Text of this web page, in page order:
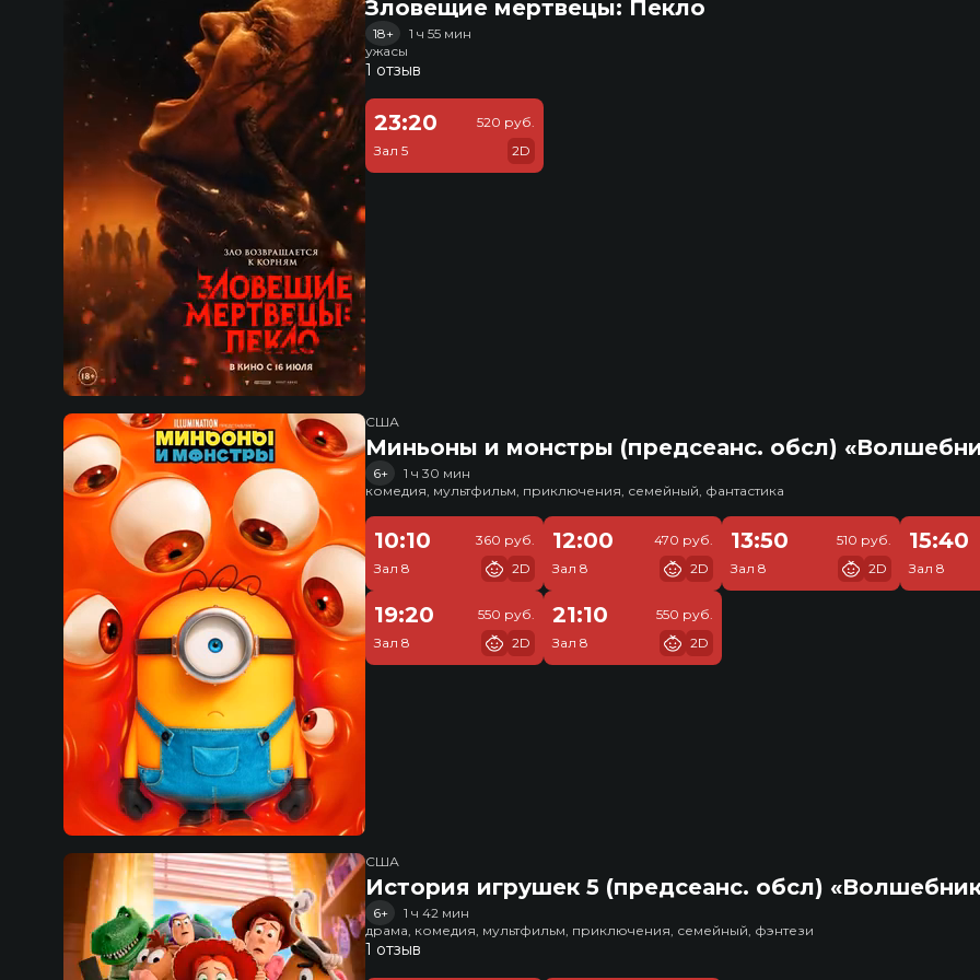
Зловещие мертвецы: Пекло
18+
1 ч 55 мин
ужасы
1 отзыв
23:20
Зал 5
520 руб.
2D
США
Миньоны и монстры (предсеанс. обсл)
6+
1 ч 30 мин
комедия, мультфильм, приключения, семейный, фантастика
10:10
Зал 8
360 руб.
2D
12:00
Зал 8
470 руб.
2D
13:50
Зал 8
510 руб.
2D
15:40
Зал 8
19:20
Зал 8
550 руб.
2D
21:10
Зал 8
550 руб.
2D
США
История игрушек 5 (предсеанс. обсл)
6+
1 ч 42 мин
драма, комедия, мультфильм, приключения, семейный, фэнтези
1 отзыв